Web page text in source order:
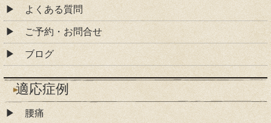
よくある質問
ご予約・お問合せ
ブログ
適応症例
腰痛